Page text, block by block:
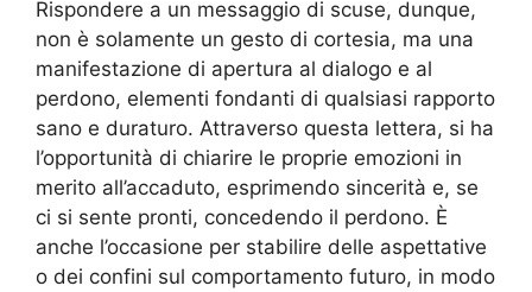
Rispondere a un messaggio di scuse, dunque,
non è solamente un gesto di cortesia, ma una
manifestazione di apertura al dialogo e al
perdono, elementi fondanti di qualsiasi rapporto
sano e duraturo. Attraverso questa lettera, si ha
l’opportunità di chiarire le proprie emozioni in
merito all’accaduto, esprimendo sincerità e, se
ci si sente pronti, concedendo il perdono. È
anche l’occasione per stabilire delle aspettative
o dei confini sul comportamento futuro, in modo